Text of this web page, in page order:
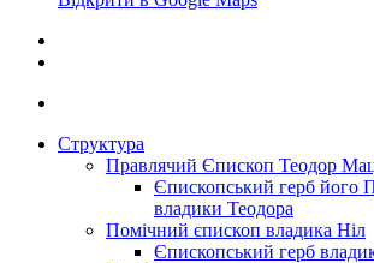
Структура
Правлячий Єпископ Теодор
Єпископський герб його
владики Теодора
Помічний єпископ владика Ніл
Єпископський герб